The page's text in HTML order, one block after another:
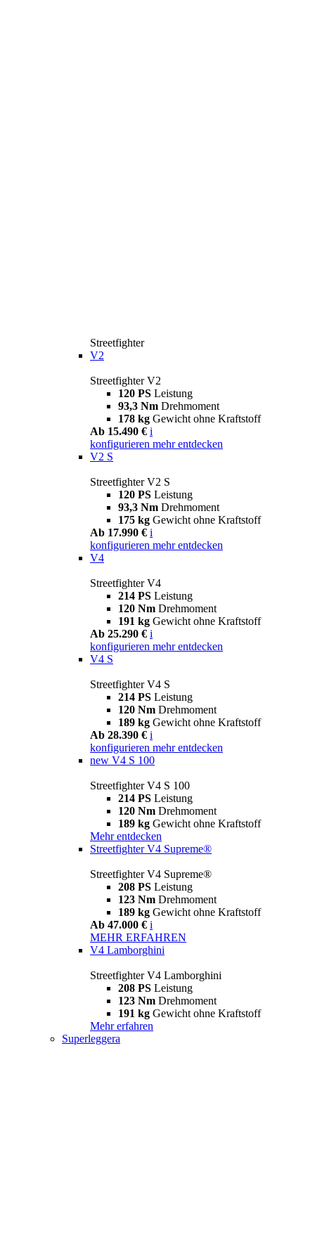
Streetfighter
V2
Streetfighter V2
120 PS Leistung
93,3 Nm Drehmoment
178 kg Gewicht ohne Kraftstoff
Ab 15.490 € i
konfigurieren mehr entdecken
V2 S
Streetfighter V2 S
120 PS Leistung
93,3 Nm Drehmoment
175 kg Gewicht ohne Kraftstoff
Ab 17.990 € i
konfigurieren mehr entdecken
V4
Streetfighter V4
214 PS Leistung
120 Nm Drehmoment
191 kg Gewicht ohne Kraftstoff
Ab 25.290 € i
konfigurieren mehr entdecken
V4 S
Streetfighter V4 S
214 PS Leistung
120 Nm Drehmoment
189 kg Gewicht ohne Kraftstoff
Ab 28.390 € i
konfigurieren mehr entdecken
new V4 S 100
Streetfighter V4 S 100
214 PS Leistung
120 Nm Drehmoment
189 kg Gewicht ohne Kraftstoff
Mehr entdecken
Streetfighter V4 Supreme®
Streetfighter V4 Supreme®
208 PS Leistung
123 Nm Drehmoment
189 kg Gewicht ohne Kraftstoff
Ab 47.000 € i
MEHR ERFAHREN
V4 Lamborghini
Streetfighter V4 Lamborghini
208 PS Leistung
123 Nm Drehmoment
191 kg Gewicht ohne Kraftstoff
Mehr erfahren
Superleggera